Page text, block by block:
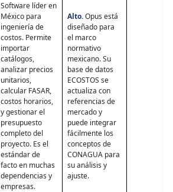
Software líder en
México para
ingeniería de
costos. Permite
importar
catálogos,
analizar precios
unitarios,
calcular FASAR,
costos horarios,
y gestionar el
presupuesto
completo del
proyecto. Es el
estándar de
facto en muchas
dependencias y
empresas.
Alto.Opus está
diseñado para
el marco
normativo
mexicano. Su
base de datos
ECOSTOS se
actualiza con
referencias de
mercado y
puede integrar
fácilmente los
conceptos de
CONAGUA para
su análisis y
ajuste.